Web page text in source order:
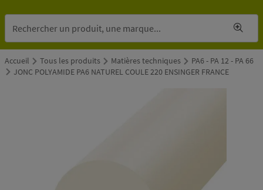
Accueil Tous les produits Matières techniques
PA6 - PA 12 - PA 66
JONC POLYAMIDE PA6 NATUREL COULE 220 ENSINGER FRANCE